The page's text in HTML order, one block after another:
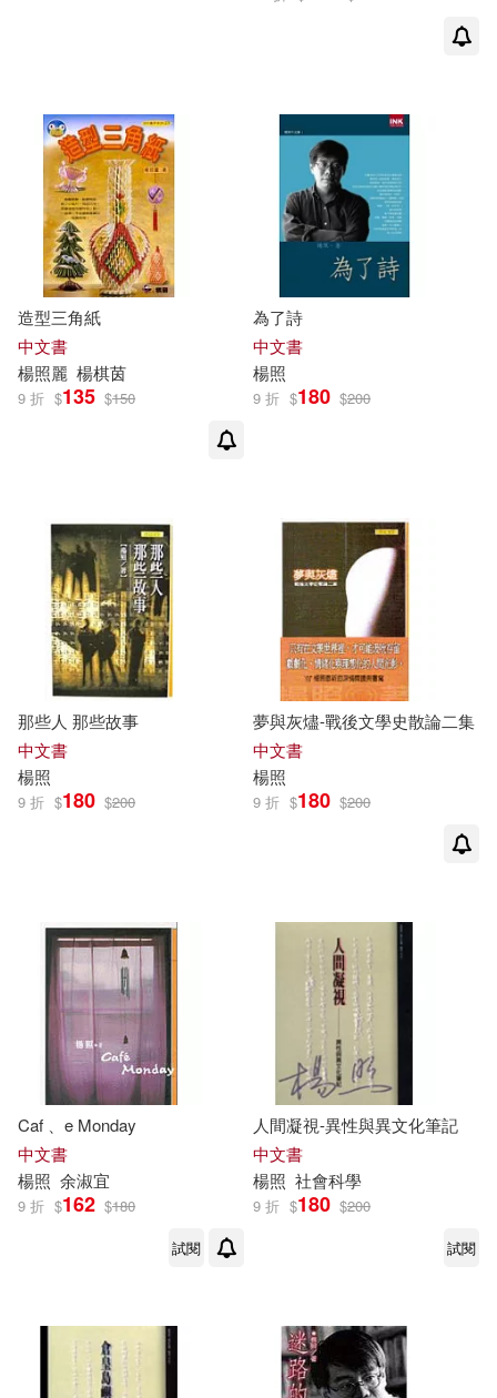
造型三角紙
中文書
楊照麗 楊棋茵
9 折 $135 $150
為了詩
中文書
楊照
9 折 $180 $200
那些人 那些故事
中文書
楊照
9 折 $180 $200
夢與灰燼-戰後文學史散論二集
中文書
楊照
9 折 $180 $200
Caf 、e Monday
中文書
楊照 余淑宜
9 折 $162 $180
試閱
人間凝視-異性與異文化筆記
中文書
楊照 社會科學
9 折 $180 $200
試閱